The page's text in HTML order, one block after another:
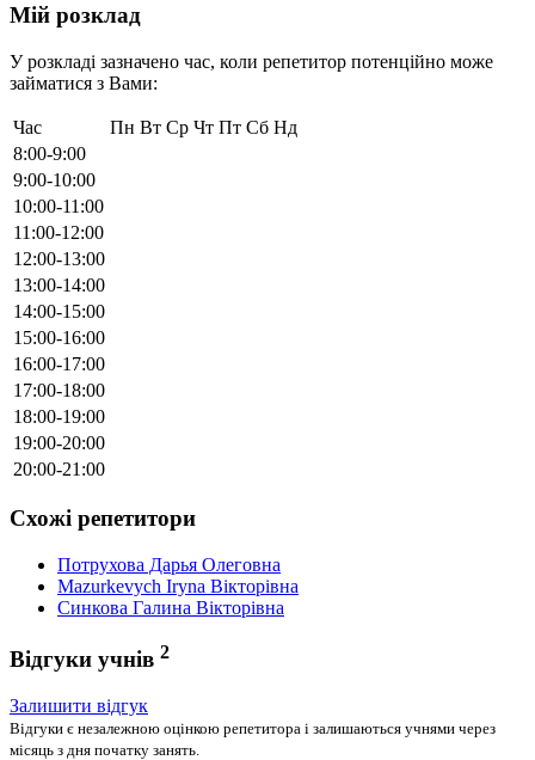
Мій розклад
У розкладі зазначено час, коли репетитор потенційно може
займатися з Вами:
Час Пн Вт Ср Чт Пт Сб Нд
8:00-9:00
9:00-10:00
10:00-11:00
11:00-12:00
12:00-13:00
13:00-14:00
14:00-15:00
15:00-16:00
16:00-17:00
17:00-18:00
18:00-19:00
19:00-20:00
20:00-21:00
Схожі репетитори
Потрухова Дарья Олеговна
Mazurkevych Iryna Вікторівна
Синкова Галина Вікторівна
Відгуки учнів 2
Залишити відгук
Відгуки є незалежною оцінкою репетитора і залишаються учнями через
місяць з дня початку занять.